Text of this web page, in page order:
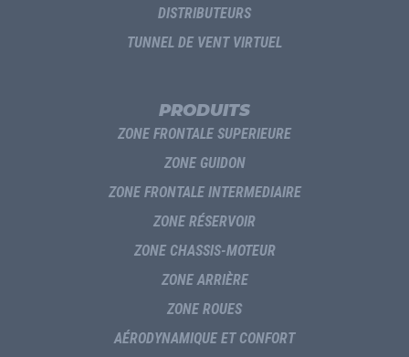
DISTRIBUTEURS
TUNNEL DE VENT VIRTUEL
PRODUITS
ZONE FRONTALE SUPERIEURE
ZONE GUIDON
ZONE FRONTALE INTERMEDIAIRE
ZONE RÉSERVOIR
ZONE CHASSIS-MOTEUR
ZONE ARRIÈRE
ZONE ROUES
AÉRODYNAMIQUE ET CONFORT